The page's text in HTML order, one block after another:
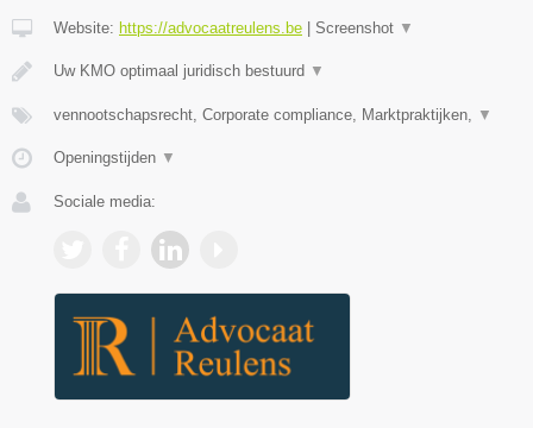
Website: https://advocaatreulens.be Screenshot ▼
Uw KMO optimaal juridisch bestuurd ▼
vennootschapsrecht, Corporate compliance, Marktpraktijken, ▼
Openingstijden ▼
Sociale media: